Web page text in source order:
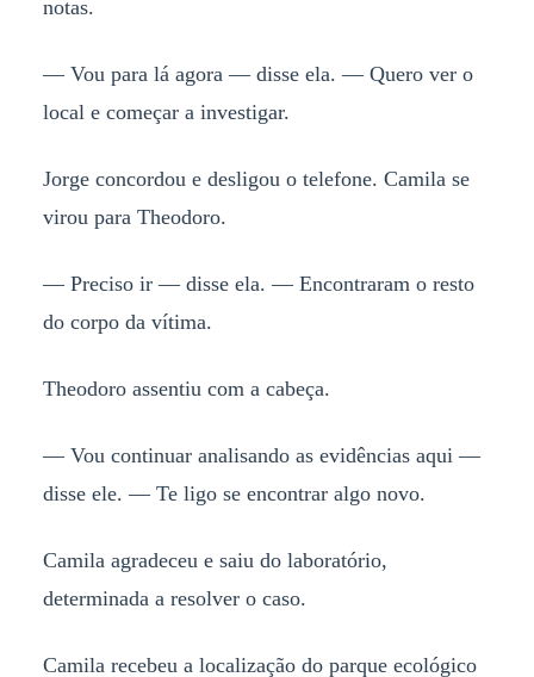
notas.
— Vou para lá agora — disse ela. — Quero ver o
local e começar a investigar.
Jorge concordou e desligou o telefone. Camila se
virou para Theodoro.
— Preciso ir — disse ela. — Encontraram o resto
do corpo da vítima.
Theodoro assentiu com a cabeça.
— Vou continuar analisando as evidências aqui —
disse ele. — Te ligo se encontrar algo novo.
Camila agradeceu e saiu do laboratório,
determinada a resolver o caso.
Camila recebeu a localização do parque ecológico